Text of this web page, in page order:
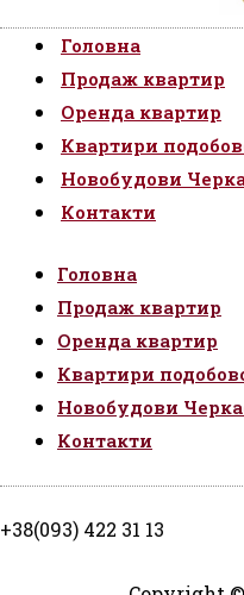
Головна
Продаж квартир
Оренда квартир
Квартири
Новобудови
Контакти
Головна
Продаж квартир
Оренда квартир
Квартири
Новобудови
Контакти
+38(093) 422 31 13